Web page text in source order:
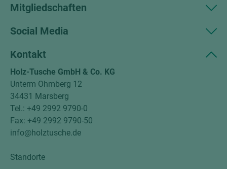
Mitgliedschaften
Social Media
Kontakt
Holz-Tusche GmbH & Co. KG
Unterm Ohmberg 12
34431 Marsberg
Tel.: +49 2992 9790-0
Fax: +49 2992 9790-50
info@holztusche.de
Standorte